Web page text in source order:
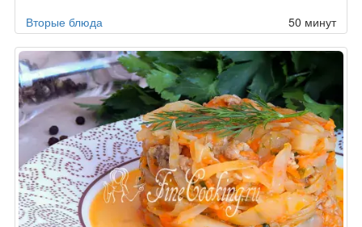
Вторые блюда 50 минут